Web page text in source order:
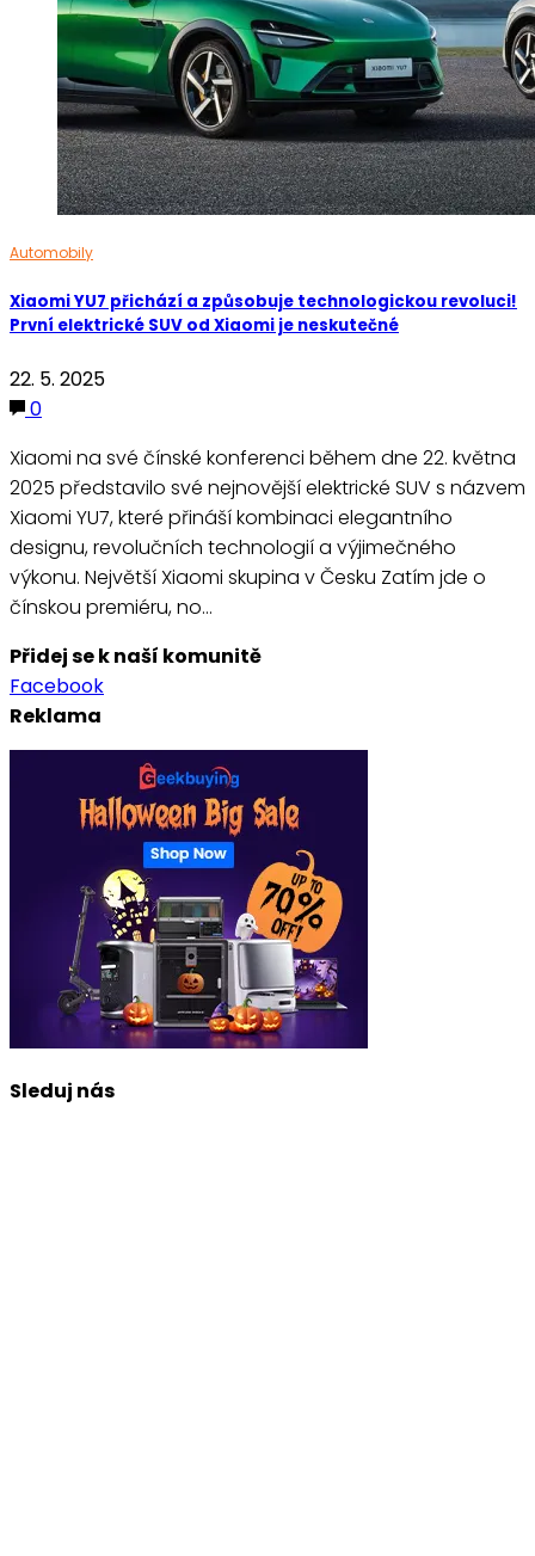
Automobily
Xiaomi YU7 přichází a způsobuje technologickou revoluci!
První elektrické SUV od Xiaomi je neskutečné
22. 5. 2025
0
Xiaomi na své čínské konferenci během dne 22. května
2025 představilo své nejnovější elektrické SUV s názvem
Xiaomi YU7, které přináší kombinaci elegantního
designu, revolučních technologií a výjimečného
výkonu. Největší Xiaomi skupina v Česku Zatím jde o
čínskou premiéru, no…
Přidej se k naší komunitě
Facebook
Reklama
Sleduj nás